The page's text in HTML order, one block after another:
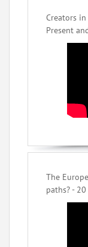
Creators in
Present
The
paths? -